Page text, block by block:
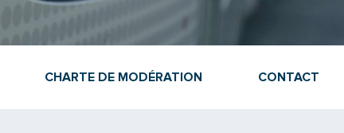
CHARTE DE MODÉRATION CONTACT